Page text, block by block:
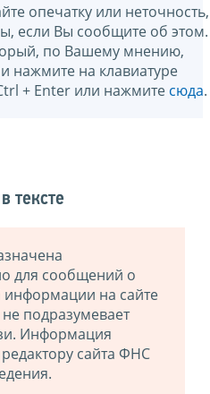
опечатку или неточность,
если Вы сообщите об этом.
по Вашему мнению,
нажмите на клавиатуре
+ Enter или нажмите сюда.
тексте
для сообщений о
информации на сайте
подразумевает
Информация
сайта ФНС